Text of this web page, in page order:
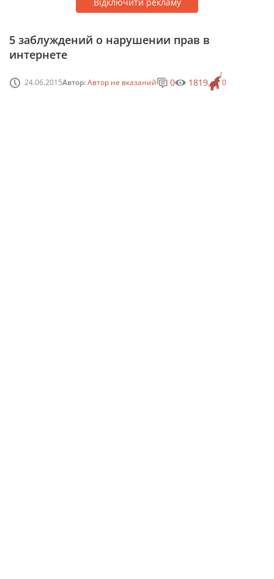
5 заблуждений о нарушении прав в
интернете
24.06.2015Автор:Автор не вказаний 0
0 1819